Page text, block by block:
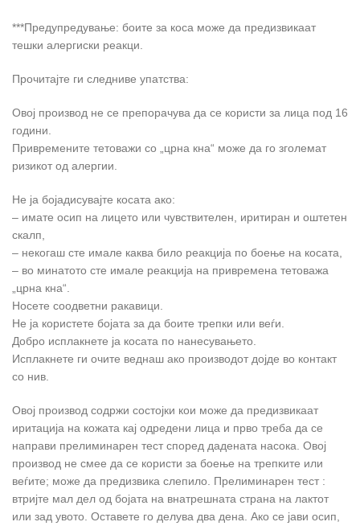
***Предупредување: боите за коса може да предизвикаат
тешки алергиски реакци.
Прочитајте ги следниве упатства:
Овој производ не се препорачува да се користи за лица под 16
години.
Привремените тетоважи со „црна кна“ може да го зголемат
ризикот од алергии.
Не ја бојадисувајте косата ако:
– имате осип на лицето или чувствителен, иритиран и оштетен
скалп,
– некогаш сте имале каква било реакција по боење на косата,
– во минатото сте имале реакција на привремена тетоважа
„црна кна“.
Носете соодветни ракавици.
Не ја користете бојата за да боите трепки или веѓи.
Добро исплакнете ја косата по нанесувањето.
Исплакнете ги очите веднаш ако производот дојде во контакт
со нив.
Овој производ содржи состојки кои може да предизвикаат
иритација на кожата кај одредени лица и прво треба да се
направи прелиминарен тест според дадената насока. Овој
производ не смее да се користи за боење на трепките или
веѓите; може да предизвика слепило. Прелиминарен тест :
втријте мал дел од бојата на внатрешната страна на лактот
или зад увото. Оставете го делува два дена. Ако се јави осип,